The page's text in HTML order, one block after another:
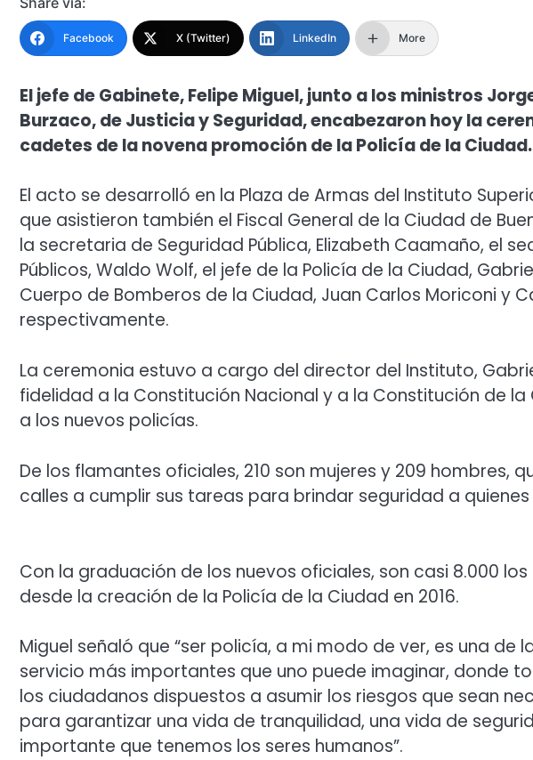
Facebook X (Twitter) LinkedIn More
El jefe de Gabinete, Felipe Miguel, junto a los ministros
Burzaco, de Justicia y Seguridad, encabezaron hoy la
cadetes de la novena promoción de la Policía de la Ciudad.
El acto se desarrolló en la Plaza de Armas del Instituto
que asistieron también el Fiscal General de la Ciudad de
la secretaria de Seguridad Pública, Elizabeth Caamaño, el
Públicos, Waldo Wolf, el jefe de la Policía de la Ciudad,
Cuerpo de Bomberos de la Ciudad, Juan Carlos Moriconi y
respectivamente.
La ceremonia estuvo a cargo del director del Instituto,
fidelidad a la Constitución Nacional y a la Constitución de la
a los nuevos policías.
De los flamantes oficiales, 210 son mujeres y 209 hombres,
calles a cumplir sus tareas para brindar seguridad a
Con la graduación de los nuevos oficiales, son casi 8.000
desde la creación de la Policía de la Ciudad en 2016.
Miguel señaló que “ser policía, a mi modo de ver, es una de
servicio más importantes que uno puede imaginar, donde
los ciudadanos dispuestos a asumir los riesgos que sean
para garantizar una vida de tranquilidad, una vida de
importante que tenemos los seres humanos”.